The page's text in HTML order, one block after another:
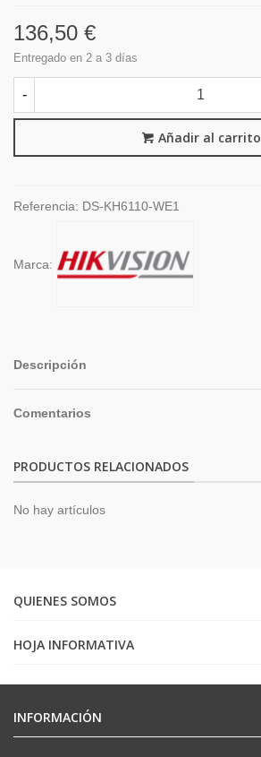
136,50 €
Entregado en 2 a 3 días
-
Añadir al carrito
Referencia: DS-KH6110-WE1
Marca:
Descripción
Comentarios
PRODUCTOS RELACIONADOS
No hay artículos
QUIENES SOMOS
HOJA INFORMATIVA
INFORMACIÓN